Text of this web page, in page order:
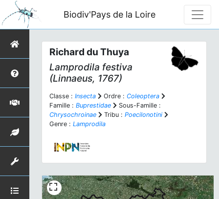
Biodiv'Pays de la Loire
Richard du Thuya
Lamprodila festiva
(Linnaeus, 1767)
Classe : Insecta Ordre : Coleoptera
Famille : Buprestidae
Sous-Famille :
Chrysochroinae
Tribu : Poecilonotini
Genre : Lamprodila